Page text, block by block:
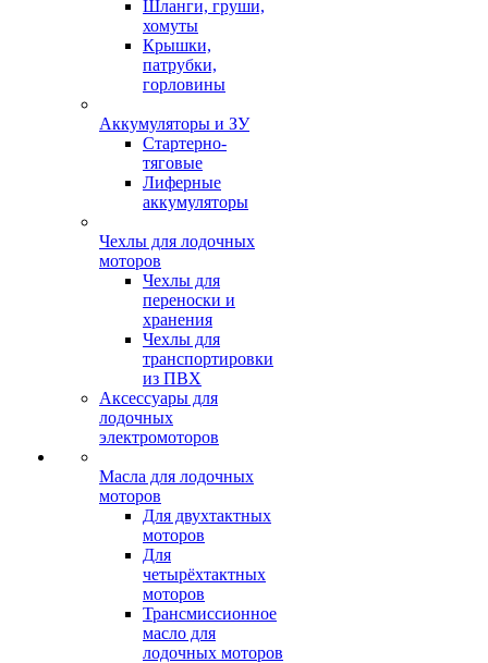
Шланги, груши,
хомуты
Крышки,
патрубки,
горловины
Аккумуляторы и ЗУ
Стартерно-
тяговые
Лиферные
аккумуляторы
Чехлы для лодочных
моторов
Чехлы для
переноски и
хранения
Чехлы для
транспортировки
из ПВХ
Аксессуары для
лодочных
электромоторов
Масла для лодочных
моторов
Для двухтактных
моторов
Для
четырёхтактных
моторов
Трансмиссионное
масло для
лодочных моторов